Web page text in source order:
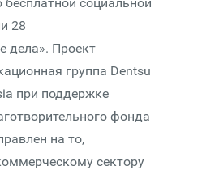
28
дела». Проект
группа Dentsu
при поддержке
фонда
на то,
сектору